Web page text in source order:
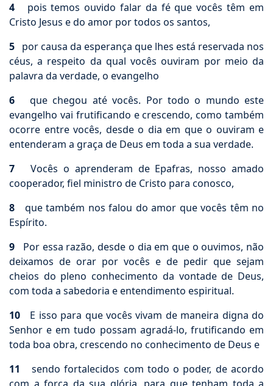
4 pois temos ouvido falar da fé que vocês têm em
Cristo Jesus e do amor por todos os santos,
5 por causa da esperança que lhes está reservada nos
céus, a respeito da qual vocês ouviram por meio da
palavra da verdade, o evangelho
6 que chegou até vocês. Por todo o mundo este
evangelho vai frutificando e crescendo, como também
ocorre entre vocês, desde o dia em que o ouviram e
entenderam a graça de Deus em toda a sua verdade.
7 Vocês o aprenderam de Epafras, nosso amado
cooperador, fiel ministro de Cristo para conosco,
8 que também nos falou do amor que vocês têm no
Espírito.
9 Por essa razão, desde o dia em que o ouvimos, não
deixamos de orar por vocês e de pedir que sejam
cheios do pleno conhecimento da vontade de Deus,
com toda a sabedoria e entendimento espiritual.
10 E isso para que vocês vivam de maneira digna do
Senhor e em tudo possam agradá-lo, frutificando em
toda boa obra, crescendo no conhecimento de Deus e
11 sendo fortalecidos com todo o poder, de acordo